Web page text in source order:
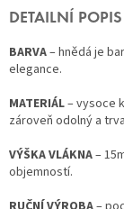
DETAILNÍ
BARVA– hnědá je
elegance.
MATERIÁL– vysoce
zároveň odolný a
VÝŠKA VLÁKNA–
objemností.